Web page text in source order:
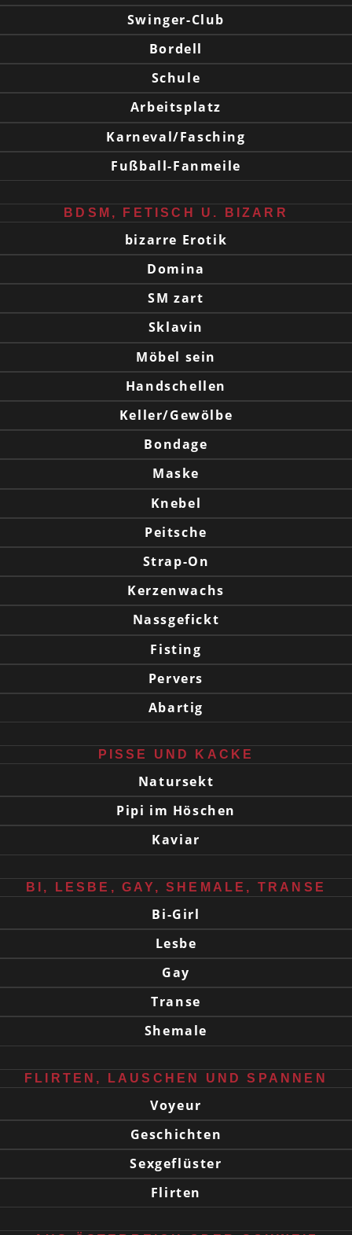
Swinger-Club
Bordell
Schule
Arbeitsplatz
Karneval/Fasching
Fußball-Fanmeile
BDSM, FETISCH U. BIZARR
bizarre Erotik
Domina
SM zart
Sklavin
Möbel sein
Handschellen
Keller/Gewölbe
Bondage
Maske
Knebel
Peitsche
Strap-On
Kerzenwachs
Nassgefickt
Fisting
Pervers
Abartig
PISSE UND KACKE
Natursekt
Pipi im Höschen
Kaviar
BI, LESBE, GAY, SHEMALE, TRANSE
Bi-Girl
Lesbe
Gay
Transe
Shemale
FLIRTEN, LAUSCHEN UND SPANNEN
Voyeur
Geschichten
Sexgeflüster
Flirten